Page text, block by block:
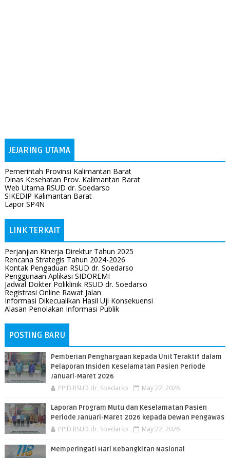
JEJARING UTAMA
Pemerintah Provinsi Kalimantan Barat
Dinas Kesehatan Prov. Kalimantan Barat
Web Utama RSUD dr. Soedarso
SIKEDIP Kalimantan Barat
Lapor SP4N
LINK TERKAIT
Perjanjian Kinerja Direktur Tahun 2025
Rencana Strategis Tahun 2024-2026
Kontak Pengaduan RSUD dr. Soedarso
Penggunaan Aplikasi SIDOREMI
Jadwal Dokter Poliklinik RSUD dr. Soedarso
Registrasi Online Rawat Jalan
Informasi Dikecualikan Hasil Uji Konsekuensi
Alasan Penolakan Informasi Publik
POSTING BARU
Pemberian Penghargaan kepada Unit Teraktif dalam
Pelaporan Insiden Keselamatan Pasien Periode
Januari-Maret 2026
PPID RSUD dr. Soedarso May 22, 2026
Laporan Program Mutu dan Keselamatan Pasien
Periode Januari-Maret 2026 kepada Dewan Pengawas
PPID RSUD dr. Soedarso May 22, 2026
Memperingati Hari Kebangkitan Nasional